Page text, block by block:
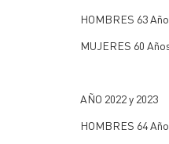
HOMBRES 63
MUJERES 60
AÑO 2022 y 2023
HOMBRES 64